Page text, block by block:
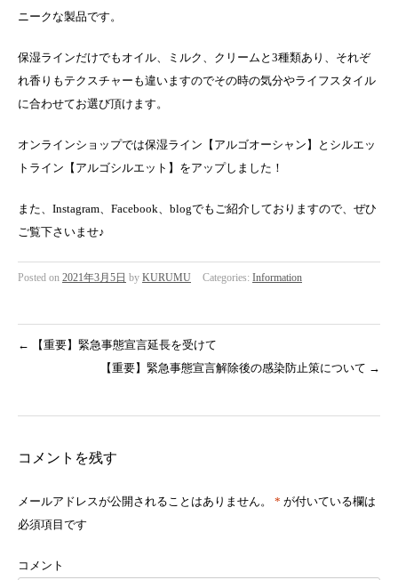
ニークな製品です。
保湿ラインだけでもオイル、ミルク、クリームと3種類あり、それぞ
れ香りもテクスチャーも違いますのでその時の気分やライフスタイル
に合わせてお選び頂けます。
オンラインショップでは保湿ライン【アルゴオーシャン】とシルエッ
トライン【アルゴシルエット】をアップしました！
また、Instagram、Facebook、blogでもご紹介しておりますので、ぜひ
ご覧下さいませ♪
Posted on 2021年3月5日 by KURUMU Categories: Information
←
【重要】緊急事態宣言延長を受けて
【重要】緊急事態宣言解除後の感染防止策について →
コメントを残す
メールアドレスが公開されることはありません。 * が付いている欄は
必須項目です
コメント